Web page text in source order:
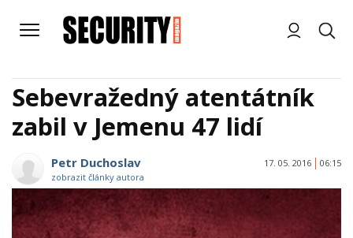
Sebevražedný atentátník
zabil v Jemenu 47 lidí
Petr Duchoslav
zobrazit články autora
17. 05. 2016 06:15